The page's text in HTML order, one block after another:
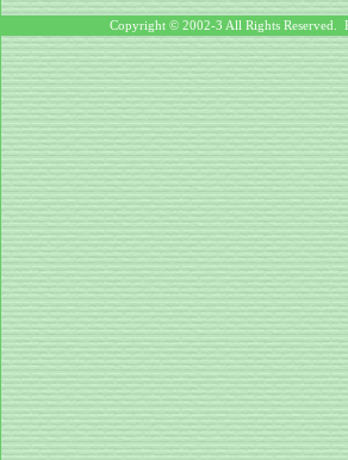
Copyright © 2002-3 All Rights